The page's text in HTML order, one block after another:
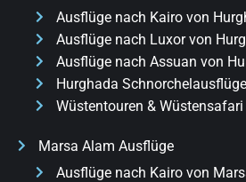
Ausflüge nach Kairo von
Ausflüge nach Luxor von
Ausflüge nach Assuan von
Hurghada Schnorchelausflüge
Wüstentouren &
Marsa Alam Ausflüge
Ausflüge nach Kairo von